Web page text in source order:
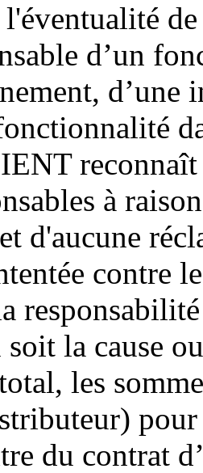
d’un
d’une
reconnaît
à
d'aucune
contre
la cause
les
du contrat